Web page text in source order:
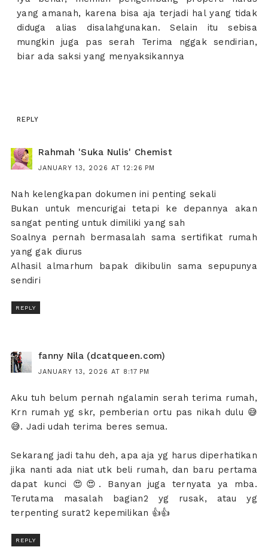
yang amanah, karena bisa aja terjadi hal yang tidak
diduga alias disalahgunakan. Selain itu sebisa
mungkin juga pas serah Terima nggak sendirian,
biar ada saksi yang menyaksikannya
REPLY
Rahmah 'Suka Nulis' Chemist
JANUARY 13, 2026 AT 12:26 PM
Nah kelengkapan dokumen ini penting sekali
Bukan untuk mencurigai tetapi ke depannya akan
sangat penting untuk dimiliki yang sah
Soalnya pernah bermasalah sama sertifikat rumah
yang gak diurus
Alhasil almarhum bapak dikibulin sama sepupunya
sendiri
REPLY
fanny Nila (dcatqueen.com)
JANUARY 13, 2026 AT 8:17 PM
Aku tuh belum pernah ngalamin serah terima rumah,
Krn rumah yg skr, pemberian ortu pas nikah dulu 😅
😅. Jadi udah terima beres semua.
Sekarang jadi tahu deh, apa aja yg harus diperhatikan
jika nanti ada niat utk beli rumah, dan baru pertama
dapat kunci 😍😍. Banyan juga ternyata ya mba.
Terutama masalah bagian2 yg rusak, atau yg
terpenting surat2 kepemilikan 👍👍
REPLY